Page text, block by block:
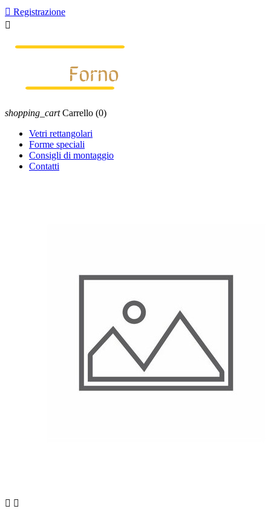
 Registrazione

shopping_cart Carrello (0)
Vetri rettangolari
Forme speciali
Consigli di montaggio
Contatti
 